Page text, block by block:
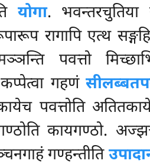
योगा. भवन्तरचुतिया
रागापि एत्थ
पवत्तो
गहणं
पवत्तोति
कायगण्ठो.
गण्हन्तीति